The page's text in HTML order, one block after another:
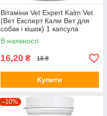
Вітаміни Vet Expert Kalm Vet
(Вет Експерт Калм Вет для
собак і кішок) 1 капсула
В наявності
16,20 ₴ 18 ₴
Купити
–10%